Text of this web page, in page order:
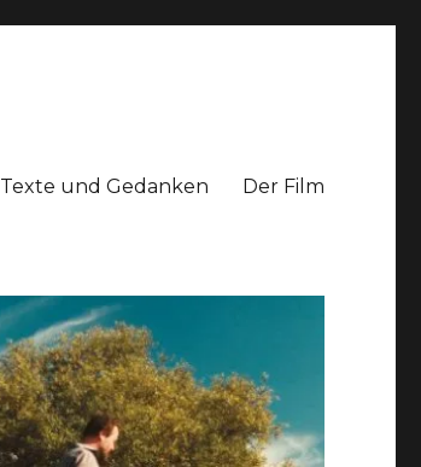
Texte und Gedanken Der Film